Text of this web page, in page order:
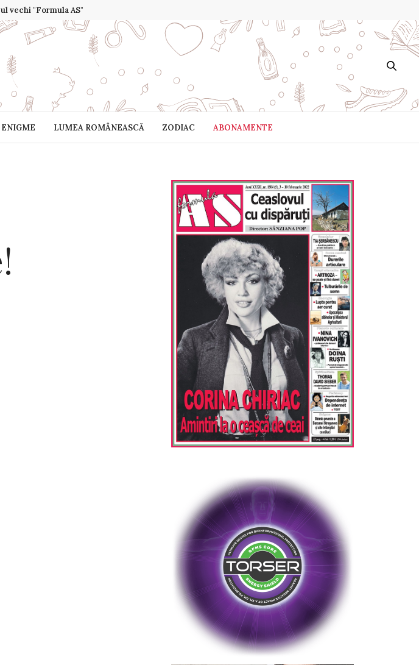
vechi "Formula AS"
ENIGME LUMEA ROMÂNEASCĂ ZODIAC ABONAMENTE